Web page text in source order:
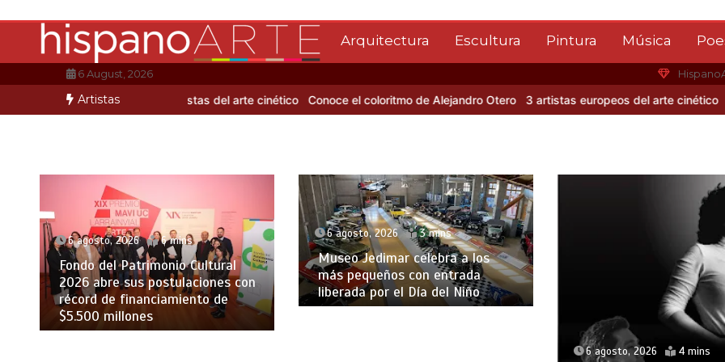
Arquitectura Escultura Pintura Música
6 August, 2026
Artistas
de Mario Benedetti 3 artistas del arte cinético Conoce el coloritmo de Alejandro Otero 3 artistas europeos del arte cinético Albert
6 agosto, 2026 6 mins
Fondo del Patrimonio Cultural
2026 abre sus postulaciones con
récord de financiamiento de
$5.500 millones
6 agosto, 2026 3 mins
Museo Jedimar celebra a los
más pequeños con entrada
liberada por el Día del Niño
6 agosto, 2026 4 mins